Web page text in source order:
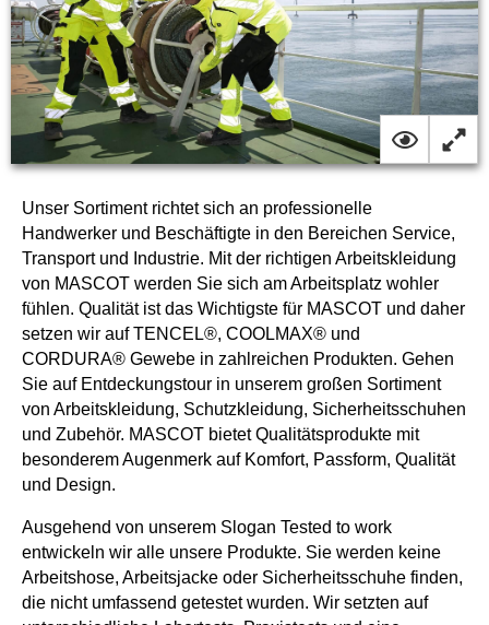
Unser Sortiment richtet sich an professionelle
Handwerker und Beschäftigte in den Bereichen Service,
Transport und Industrie. Mit der richtigen Arbeitskleidung
von MASCOT werden Sie sich am Arbeitsplatz wohler
fühlen. Qualität ist das Wichtigste für MASCOT und daher
setzen wir auf TENCEL®, COOLMAX® und
CORDURA® Gewebe in zahlreichen Produkten. Gehen
Sie auf Entdeckungstour in unserem großen Sortiment
von Arbeitskleidung, Schutzkleidung, Sicherheitsschuhen
und Zubehör. MASCOT bietet Qualitätsprodukte mit
besonderem Augenmerk auf Komfort, Passform, Qualität
und Design.
Ausgehend von unserem Slogan Tested to work
entwickeln wir alle unsere Produkte. Sie werden keine
Arbeitshose, Arbeitsjacke oder Sicherheitsschuhe finden,
die nicht umfassend getestet wurden. Wir setzten auf